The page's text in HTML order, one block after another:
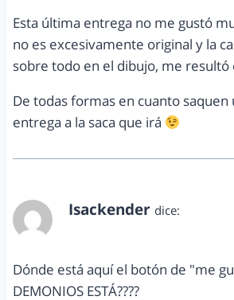
Esta última entrega no me gustó
no es excesivamente original y la
sobre todo en el dibujo, me resultó
De todas formas en cuanto saquen
entrega a la saca que irá
Isackender dice:
Dónde está aquí el botón de "me
DEMONIOS ESTÁ????